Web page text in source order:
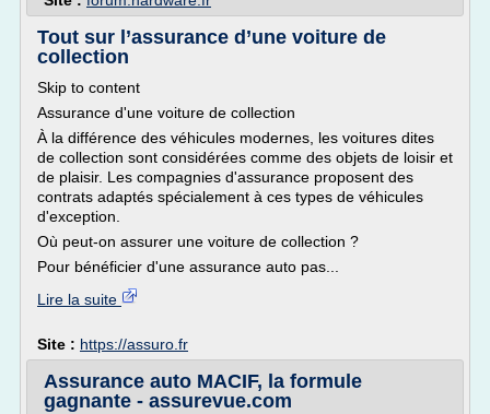
Tout sur l’assurance d’une voiture de
collection
Skip to content
Assurance d'une voiture de collection
À la différence des véhicules modernes, les voitures dites
de collection sont considérées comme des objets de loisir et
de plaisir. Les compagnies d'assurance proposent des
contrats adaptés spécialement à ces types de véhicules
d'exception.
Où peut-on assurer une voiture de collection ?
Pour bénéficier d'une assurance auto pas...
Lire la suite
Site : https://assuro.fr
Assurance auto MACIF, la formule
gagnante - assurevue.com